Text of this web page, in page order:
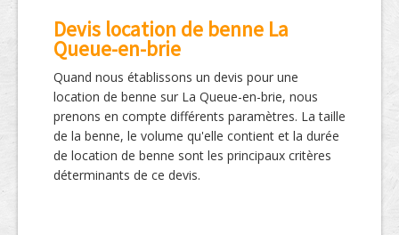
Devis location de benne La
Queue-en-brie
Quand nous établissons un devis pour une
location de benne sur La Queue-en-brie, nous
prenons en compte différents paramètres. La taille
de la benne, le volume qu'elle contient et la durée
de location de benne sont les principaux critères
déterminants de ce devis.